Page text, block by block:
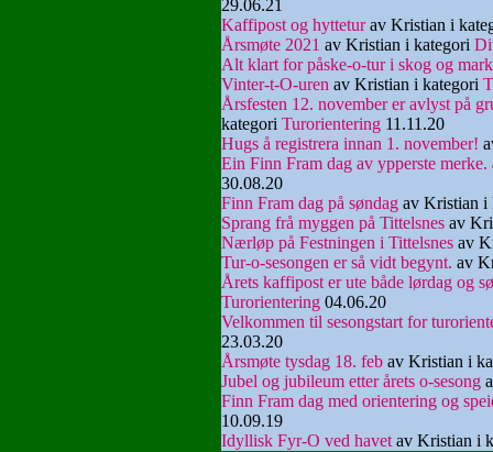
29.06.21
Kaffipost og hytteturav Kristian i
Årsmøte 2021 av Kristian i kategori
Alt klart for påske-o-tur i skog og mark
Vinter-t-O-uren av Kristian i kategori
Årsfesten 12. november er avlyst på
kategori Turorientering11.11.20
Hugs å registrera innan 1. november!
Ein Finn Fram dag av ypperste merke.
30.08.20
Finn Fram dag på søndagav Kristian i
Sprang frå myggen på Tittelsnesav
Nærløp på Festningen i Tittelsnesav
Tur-o-sesongen er så vidt begynt. av
Årets kaffipost er ute både lørdag og
Turorientering04.06.20
Velkommen til sesongstart for
23.03.20
Årsmøte tysdag 18. febav Kristian i
Jubel og jubileum etter årets o-sesong
Finn Fram dag med orientering og
10.09.19
Idyllisk Fyr-O ved havetav Kristian i